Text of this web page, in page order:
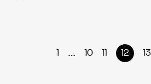
1 ... 10 11 12 13